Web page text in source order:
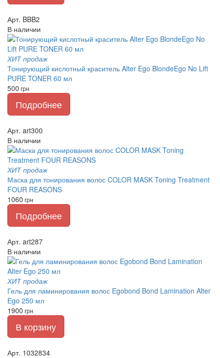
Арт. BBB2
В наличии
ХИТ продаж
Тонирующий кислотный краситель Alter Ego BlondeEgo No Lift
PURE TONER 60 мл
500 грн
Подробнее
Арт. art300
В наличии
ХИТ продаж
Маска для тонирования волос COLOR MASK Toning Treatment
FOUR REASONS
1060 грн
Подробнее
Арт. art287
В наличии
ХИТ продаж
Гель для ламинирования волос Egobond Bond Lamination Alter
Ego 250 мл
1900 грн
В корзину
Арт. 1032834